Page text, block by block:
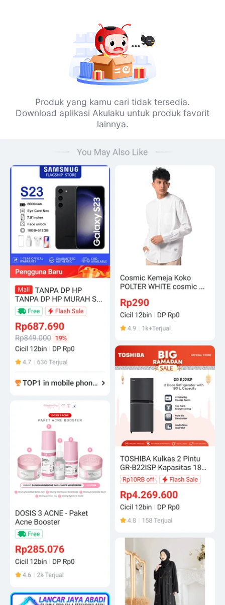
Produk yang kamu cari tidak tersedia.
Download aplikasi Akulaku untuk produk favorit
lainnya.